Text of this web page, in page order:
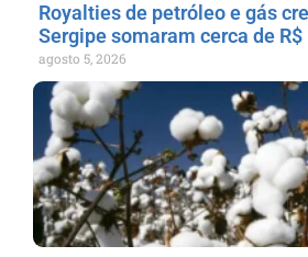
Royalties de petróleo e gás
Sergipe somaram cerca de
agosto 5, 2026